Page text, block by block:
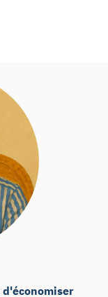
d'économiser